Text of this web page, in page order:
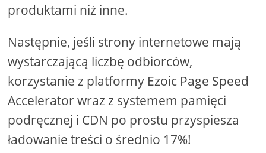
produktami niż inne.
Następnie, jeśli strony internetowe mają
wystarczającą liczbę odbiorców,
korzystanie z platformy Ezoic Page Speed ​​
Accelerator wraz z systemem pamięci
podręcznej i CDN po prostu przyspiesza
ładowanie treści o średnio 17%!